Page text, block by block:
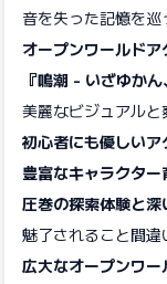
音を失った記憶を巡
オープンワールドア
『鳴潮 - いざゆか
美麗なビジュアル
初心者にも優しいア
豊富なキャラクター
圧巻の探索体験と深
魅了されること間違
広大なオープンワー